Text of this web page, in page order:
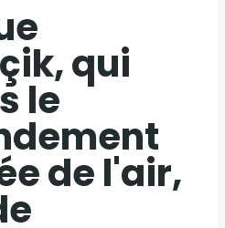
qui
le
de l'air,